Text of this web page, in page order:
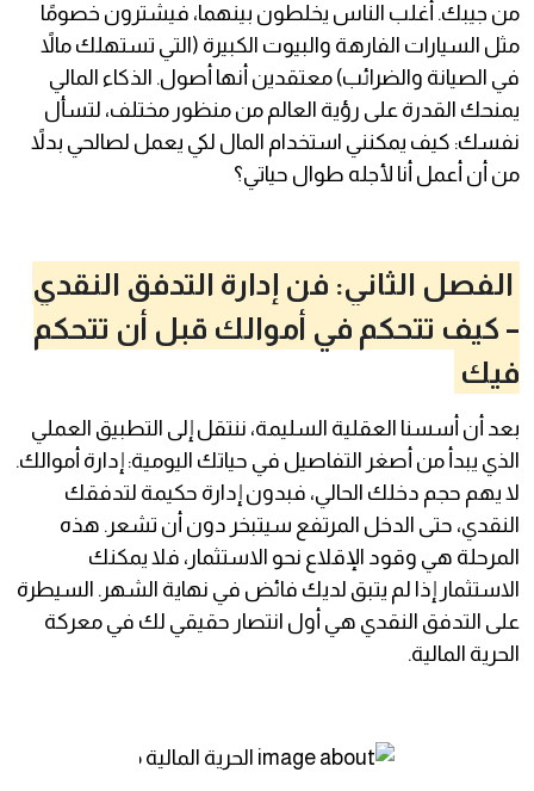
من جيبك. أغلب الناس يخلطون بينهما، فيشترون خصومًا
مثل السيارات الفارهة والبيوت الكبيرة (التي تستهلك مالاً
في الصيانة والضرائب) معتقدين أنها أصول. الذكاء المالي
يمنحك القدرة على رؤية العالم من منظور مختلف، لتسأل
نفسك: كيف يمكنني استخدام المال لكي يعمل لصالحي بدلاً
من أن أعمل أنا لأجله طوال حياتي؟
الفصل الثاني: فن إدارة التدفق النقدي
– كيف تتحكم في أموالك قبل أن تتحكم
فيك
بعد أن أسسنا العقلية السليمة، ننتقل إلى التطبيق العملي
الذي يبدأ من أصغر التفاصيل في حياتك اليومية: إدارة أموالك.
لا يهم حجم دخلك الحالي، فبدون إدارة حكيمة لتدفقك
النقدي، حتى الدخل المرتفع سيتبخر دون أن تشعر. هذه
المرحلة هي وقود الإقلاع نحو الاستثمار، فلا يمكنك
الاستثمار إذا لم يتبق لديك فائض في نهاية الشهر. السيطرة
على التدفق النقدي هي أول انتصار حقيقي لك في معركة
الحرية المالية.